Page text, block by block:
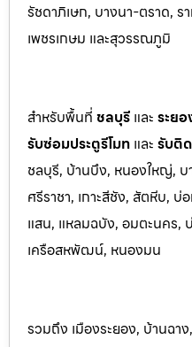
รัชดาภิเษก, บางนา-ตราด,
เพชรเกษม และสุวรรณภูมิ
สำหรับพื้นที่ ชลบุรี และ ระยอ
รับซ่อมประตูรีโมท และ รับติ
ชลบุรี, บ้านบึง, หนองใหญ่, บ
ศรีราชา, เกาะสีชัง, สัตหีบ, บ่
แสน, แหลมฉบัง, อมตะนคร,
เครือสหพัฒน์, หนองมน
รวมถึง เมืองระยอง, บ้านฉา